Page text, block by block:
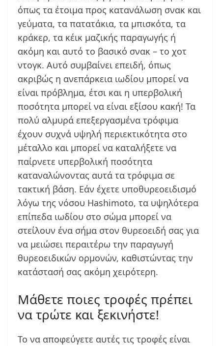
όπως τα έτοιμα προς κατανάλωση σνακ και
γεύματα, τα πατατάκια, τα μπισκότα, τα
κράκερ, τα κέικ μαζικής παραγωγής ή
ακόμη και αυτό το βασικό σνακ – το χοτ
ντογκ. Αυτό συμβαίνει επειδή, όπως
ακριβώς η ανεπάρκεια ιωδίου μπορεί να
είναι πρόβλημα, έτσι και η υπερβολική
ποσότητα μπορεί να είναι εξίσου κακή! Τα
πολύ αλμυρά επεξεργασμένα τρόφιμα
έχουν συχνά υψηλή περιεκτικότητα στο
μέταλλο και μπορεί να καταλήξετε να
παίρνετε υπερβολική ποσότητα
καταναλώνοντας αυτά τα τρόφιμα σε
τακτική βάση. Εάν έχετε υποθυρεοειδισμό
λόγω της νόσου Hashimoto, τα υψηλότερα
επίπεδα ιωδίου στο σώμα μπορεί να
στείλουν ένα σήμα στον θυρεοειδή σας για
να μειώσει περαιτέρω την παραγωγή
θυρεοειδικών ορμονών, καθιστώντας την
κατάστασή σας ακόμη χειρότερη.
Μάθετε ποιες τροφές πρέπει
να τρώτε και ξεκινήστε!
Το να αποφεύγετε αυτές τις τροφές είναι